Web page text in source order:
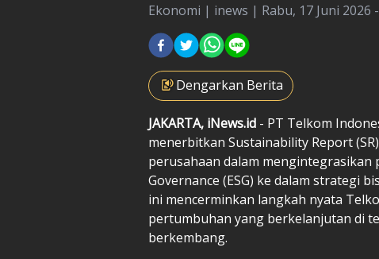
Ekonomi | inews | Rabu, 17 Juni 2026
Dengarkan Berita
JAKARTA, iNews.id - PT Telkom
menerbitkan Sustainability Report
perusahaan dalam mengintegrasikan
Governance (ESG) ke dalam strategi
ini mencerminkan langkah nyata
pertumbuhan yang berkelanjutan di
berkembang.